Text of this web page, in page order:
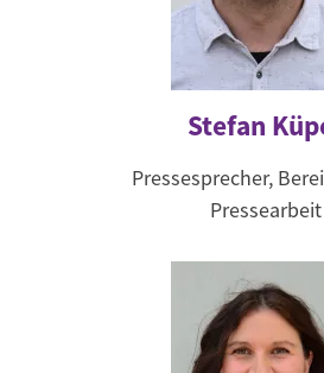
Stefan
Pressesprecher,
Pressearbeit